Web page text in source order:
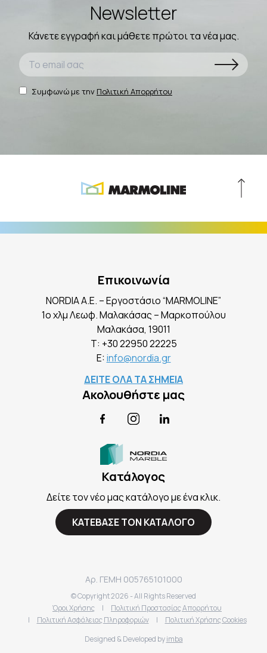
Newsletter
Κάνετε εγγραφή και μάθετε πρώτοι τα νέα μας.
Συμφωνώ με την Πολιτική Απορρήτου
Επικοινωνία
NORDIA A.E. – Εργοστάσιο “MARMOLINE”
1ο χλμ Λεωφ. Μαλακάσας – Μαρκοπούλου
Mαλακάσα, 19011
Τ: +30 22950 22225
E:info@nordia.gr
ΔΕΙΤΕ ΟΛΑ ΤΑ ΣΗΜΕΙΑ
Ακολουθήστε μας
FacebookInstagramLinkedIn
Κατάλογος
Δείτε τον νέο μας κατάλογο με ένα κλικ.
ΚΑΤΕΒΑΣΕ ΤΟΝ ΚΑΤΑΛΟΓΟ
Αρ. ΓΕΜΗ 005765101000
© Copyright2026 - All Rights Reserved
Όροι Χρήσης
|
Πολιτική Προστασίας Απορρήτου
|
Πολιτική Ασφάλειας Πληροφοριών |
Πολιτική Χρήσης Cookies
Designed & Developed by imba